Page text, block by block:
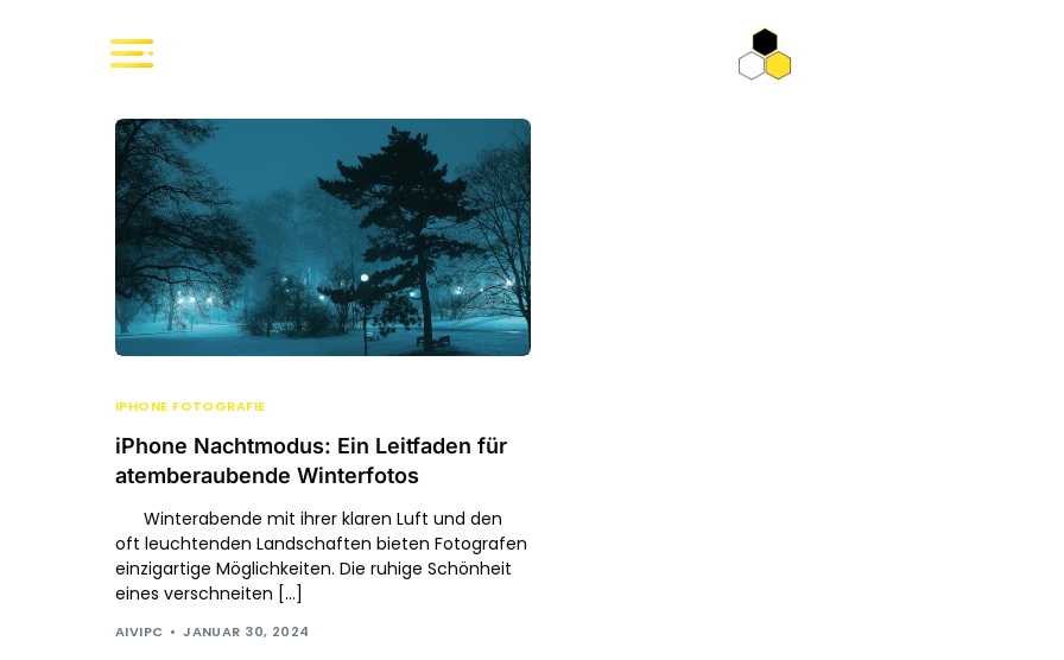
IPHONE FOTOGRAFIE
iPhone Nachtmodus: Ein Leitfaden für
atemberaubende Winterfotos
Winterabende mit ihrer klaren Luft und den
oft leuchtenden Landschaften bieten Fotografen
einzigartige Möglichkeiten. Die ruhige Schönheit
eines verschneiten […]
AIVIPC JANUAR 30, 2024